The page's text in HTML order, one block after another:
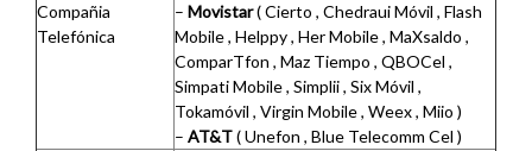
Compañia
Telefónica
– Movistar( Cierto , Chedraui Móvil , Flash
Mobile , Helppy , Her Mobile , MaXsaldo ,
ComparTfon , Maz Tiempo , QBOCel ,
Simpati Mobile , Simplii , Six Móvil ,
Tokamóvil , Virgin Mobile , Weex , Miio )
– AT&T( Unefon , Blue Telecomm Cel )